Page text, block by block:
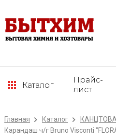
Каталог
Прайс-
лист
Главная Каталог
Карандаш ч/г Bruno Visconti